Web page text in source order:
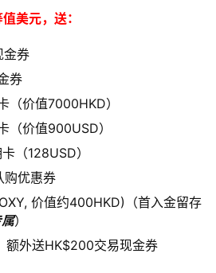
美元，送：
金券
券
（价值7000HKD）
（价值900USD）
（128USD）
优惠券
价值约400HKD)（首入金留存
）
额外送HK$200交易现金券